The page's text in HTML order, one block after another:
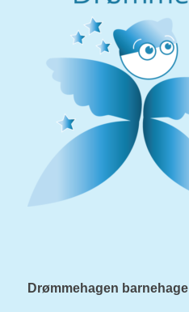
Drømmehagen barnehage